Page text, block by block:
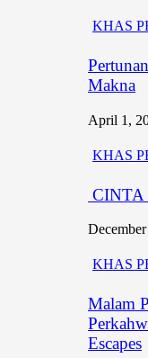
KHAS
Makna
April 1,
KHAS
CINTA
KHAS
Malam
Escapes